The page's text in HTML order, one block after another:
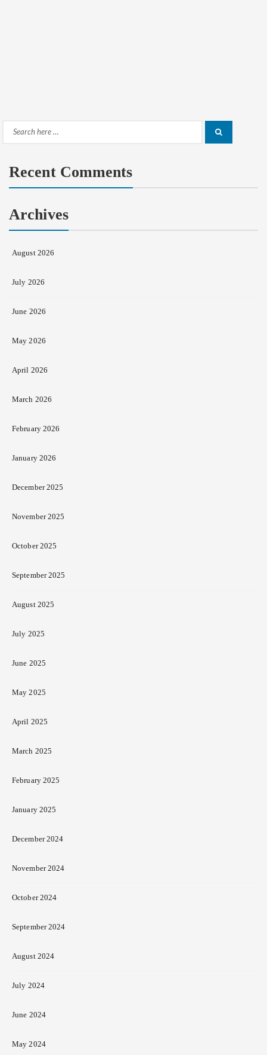
Search
Recent Comments
Archives
August 2026
July 2026
June 2026
May 2026
April 2026
March 2026
February 2026
January 2026
December 2025
November 2025
October 2025
September 2025
August 2025
July 2025
June 2025
May 2025
April 2025
March 2025
February 2025
January 2025
December 2024
November 2024
October 2024
September 2024
August 2024
July 2024
June 2024
May 2024